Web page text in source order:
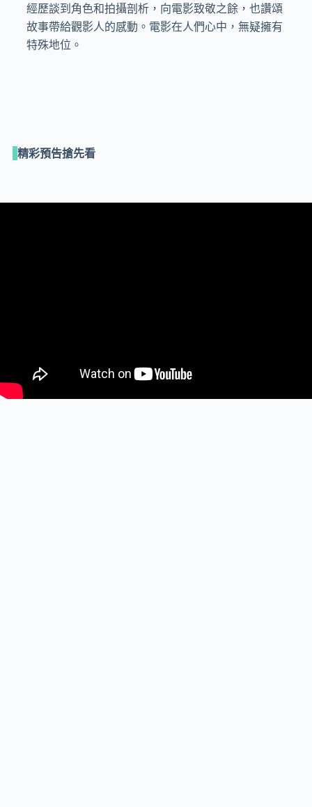
經歷談到角色和拍攝剖析，向電影致敬之餘，也讚頌
故事帶給觀影人的感動。電影在人們心中，無疑擁有
特殊地位。
精彩預告搶先看